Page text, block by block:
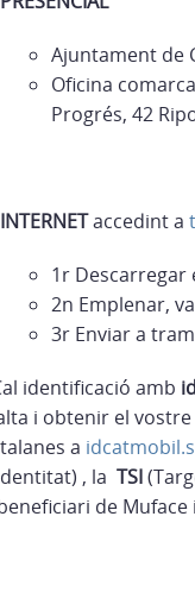
Ajuntament de
Oficina
Progrés, 42
accedint a
1r
2n Emplenar,
3r Enviar a
identificació amb
i obtenir el
a
dentitat) , la TSI
de Muface